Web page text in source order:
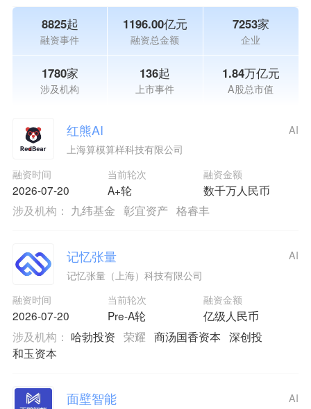
8825起
融资事件
1196.00亿元
融资总金额
7253家
企业
1780家
涉及机构
136起
上市事件
1.84万亿元
A股总市值
红熊AI
上海算模算样科技有限公司
融资时间
2026-07-20
当前轮次
A+轮
融资金额
数千万人民币
AI
涉及机构： 九纬基金 彰宜资产 格睿丰
记忆张量
记忆张量（上海）科技有限公司
融资时间
2026-07-20
当前轮次
Pre-A轮
融资金额
亿级人民币
AI
涉及机构： 哈勃投资 荣耀 商汤国香资本 深创投
和玉资本
面壁智能 AI